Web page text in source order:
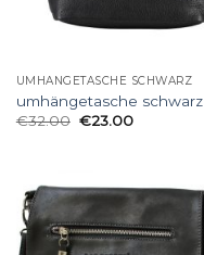
UMHÄNGETASCHE SCHWARZ
umhängetasche schwarz
€32.00 €23.00